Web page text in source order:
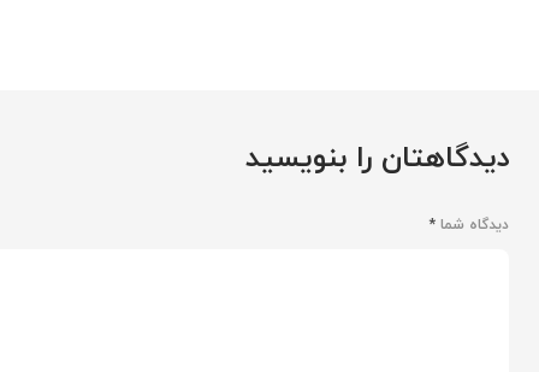
دیدگاهتان را بنویسید
دیدگاه شما *